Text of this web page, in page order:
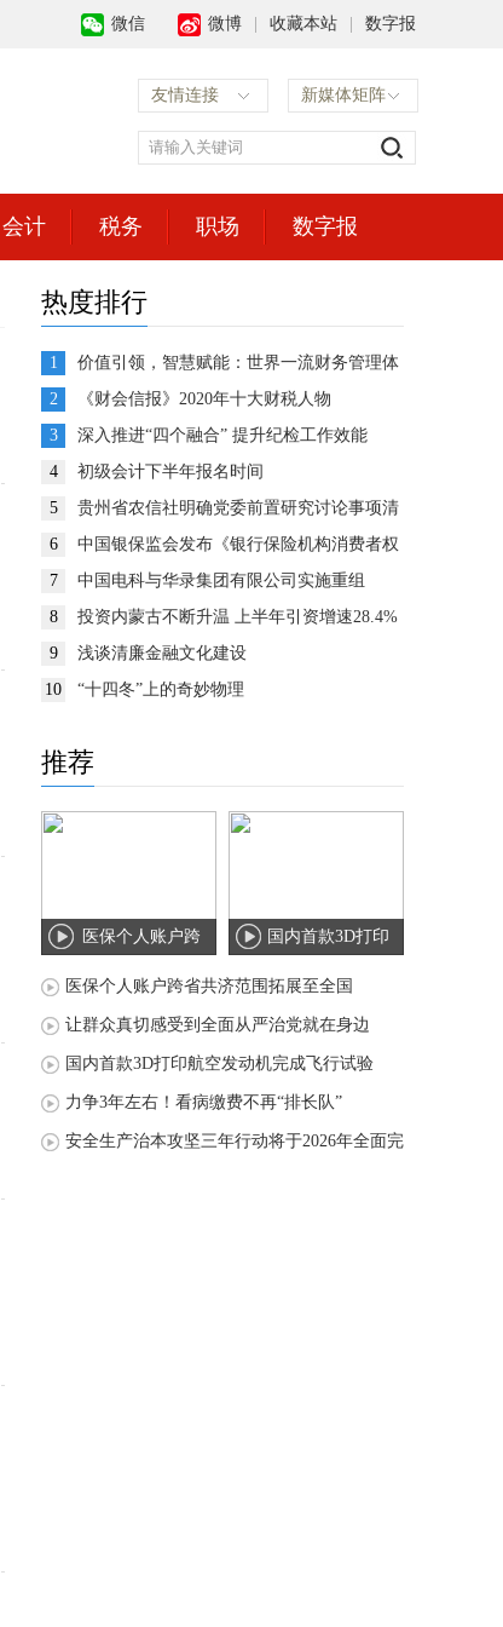
微信 微博 收藏本站 数字报
友情连接 新媒体矩阵
会计 税务 职场 数字报
热度排行
1
价值引领，智慧赋能：世界一流财务管理体
系建设的思考与展望
2
《财会信报》2020年十大财税人物
3
深入推进“四个融合” 提升纪检工作效能
4
初级会计下半年报名时间
5
贵州省农信社明确党委前置研究讨论事项清
单推动企业决策高效运转
6
中国银保监会发布《银行保险机构消费者权
益保护监管评价办法》
7
中国电科与华录集团有限公司实施重组
8
投资内蒙古不断升温 上半年引资增速28.4%
9
浅谈清廉金融文化建设
10
“十四冬”上的奇妙物理
推荐
医保个人账户跨
省共济范围拓展
国内首款3D打印
航空发动机完成
医保个人账户跨省共济范围拓展至全国
让群众真切感受到全面从严治党就在身边
国内首款3D打印航空发动机完成飞行试验
力争3年左右！看病缴费不再“排长队”
安全生产治本攻坚三年行动将于2026年全面完